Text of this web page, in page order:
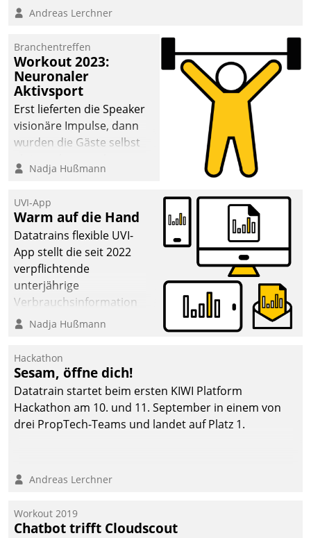
Andreas Lerchner
Branchentreffen
Workout 2023:
Neuronaler
Aktivsport
Erst lieferten die Speaker
visionäre Impulse, dann
wurden die Gäste selbst
methodisch
Quartier. Dazwischen
zeigte Datatrain, was es
Neues zu bieten hat.
Nadja Hußmann
UVI-App
Warm auf die Hand
Datatrains flexible UVI-
App stellt die seit 2022
verpflichtende
unterjährige
Verbrauchsinformation
schnell, zuverlässig und
Die monatlichen
Mitteilungen zum
Heizungs- und
Wasserverbrauch gehen
automatisiert, vollständig
und auf Wunsch über
Kommunikationswege bei
Nadja Hußmann
Hackathon
Sesam, öffne dich!
Datatrain startet beim ersten KIWI Platform
Hackathon am 10. und 11. September in einem von
drei PropTech-Teams und landet auf Platz 1.
Andreas Lerchner
Workout 2019
Chatbot trifft Cloudscout